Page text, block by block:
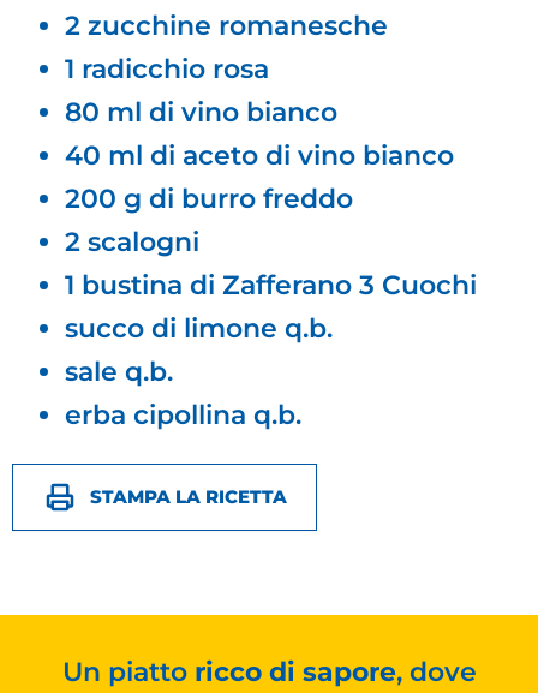
2 zucchine romanesche
1 radicchio rosa
80 ml di vino bianco
40 ml di aceto di vino bianco
200 g di burro freddo
2 scalogni
1 bustina di Zafferano 3 Cuochi
succo di limone q.b.
sale q.b.
erba cipollina q.b.
STAMPA LA RICETTA
Un piattoricco di sapore, dove